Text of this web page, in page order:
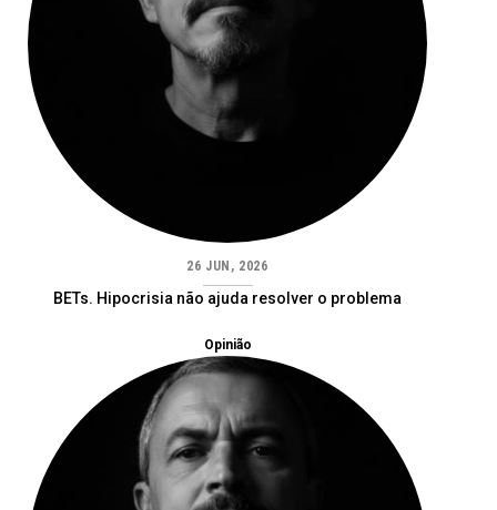
26 JUN, 2026
BETs. Hipocrisia não ajuda resolver o problema
Opinião